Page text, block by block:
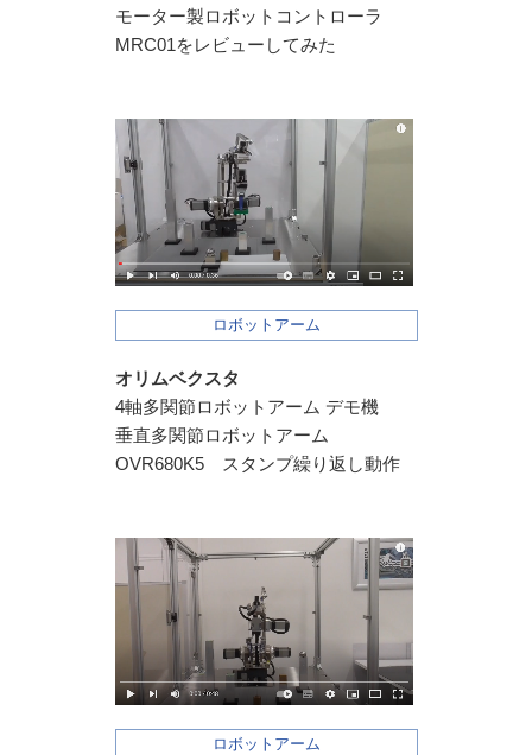
モーター製ロボットコントローラ
MRC01をレビューしてみた
ロボットアーム
オリムベクスタ
4軸多関節ロボットアーム デモ機
垂直多関節ロボットアーム
OVR680K5 スタンプ繰り返し動作
ロボットアーム